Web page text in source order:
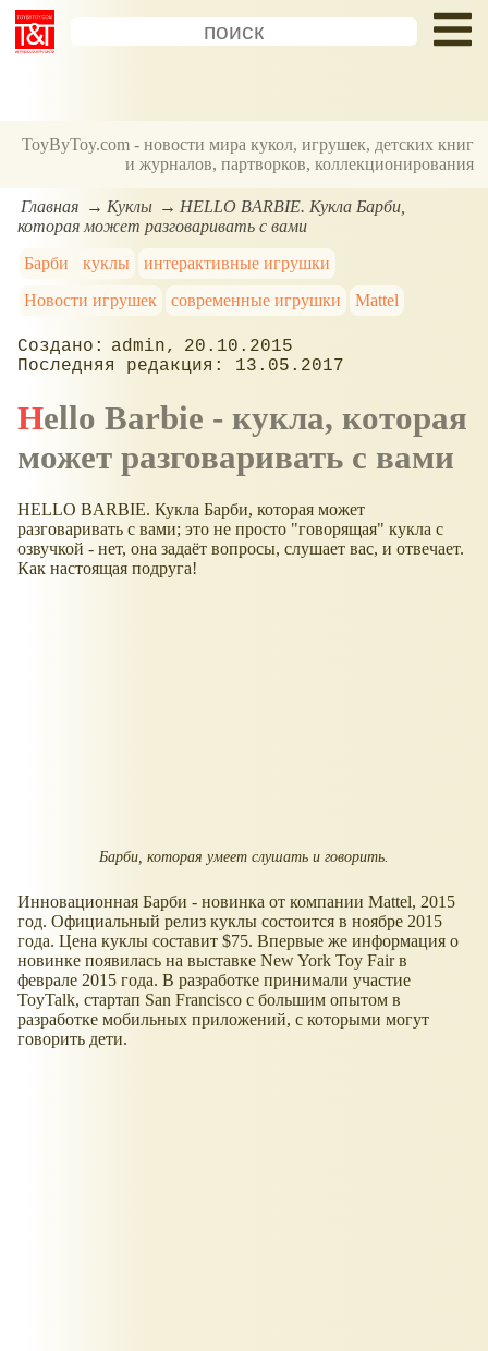
ToyByToy.com - новости мира кукол, игрушек, детских книг
и журналов, партворков, коллекционирования
Главная Куклы
HELLO BARBIE. Кукла Барби,
которая может разговаривать с вами
Барби
куклы
интерактивные игрушки
Новости игрушек
современные игрушки Mattel
admin
20.10.2015
13.05.2017
Hello Barbie - кукла, которая
может разговаривать с вами
HELLO BARBIE. Кукла Барби, которая может
разговаривать с вами; это не просто "говорящая" кукла с
озвучкой - нет, она задаёт вопросы, слушает вас, и отвечает.
Как настоящая подруга!
Барби, которая умеет слушать и говорить.
Инновационная Барби - новинка от компании Mattel, 2015
год. Официальный релиз куклы состоится в ноябре 2015
года. Цена куклы составит $75. Впервые же информация о
новинке появилась на выставке New York Toy Fair в
феврале 2015 года. В разработке принимали участие
ToyTalk, стартап San Francisco с большим опытом в
разработке мобильных приложений, с которыми могут
говорить дети.